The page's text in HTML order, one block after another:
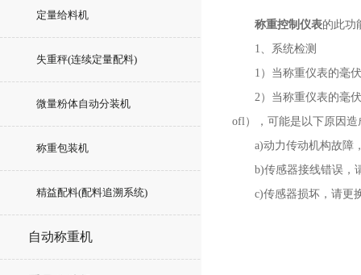
定量给料机
失重秤(连续定量配料)
微量粉体自动分装机
称重包装机
精益配料(配料追溯系统)
自动称重机
称重控制仪表的此功
1、系统检测
1）当称重仪表的毫伏
2）当称重仪表的毫伏
ofl），可能是以下原因造
a)动力传动机构故障
b)传感器接线错误，
c)传感器损坏，请更